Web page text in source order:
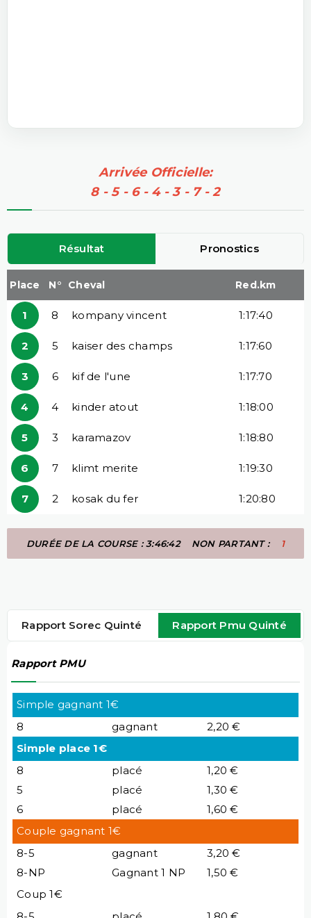
Arrivée Officielle:
8 - 5 - 6 - 4 - 3 - 7 - 2
Résultat Pronostics
Place N° Cheval Red.km
1 8 kompany vincent 1:17:40
2 5 kaiser des champs 1:17:60
3 6 kif de l'une 1:17:70
4 4 kinder atout 1:18:00
5 3 karamazov 1:18:80
6 7 klimt merite 1:19:30
7 2 kosak du fer 1:20:80
DURÉE DE LA COURSE : 3:46:42 NON PARTANT : 1
Rapport Sorec Quinté Rapport Pmu Quinté
Rapport PMU
Simple gagnant 1€
8
gagnant
2,20 €
Simple place 1€
8
placé
1,20 €
5
placé
1,30 €
6
placé
1,60 €
Couple gagnant 1€
8-5
gagnant
3,20 €
8-NP
Gagnant 1 NP
1,50 €
Coup 1€